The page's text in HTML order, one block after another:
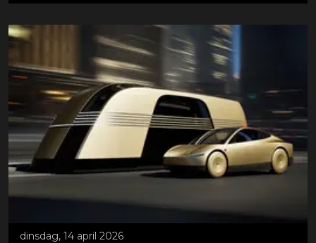
dinsdag, 14 april 2026